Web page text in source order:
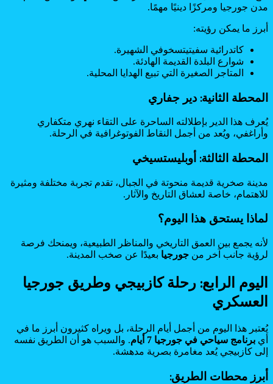
مدن جورجيا ومركزًا دينيًا مهمًا.
أبرز ما يمكن رؤيته:
كاتدرائية سفيتيتسخوفي الشهيرة.
شوارع البلدة القديمة الهادئة.
المتاجر الصغيرة التي تبيع الهدايا المحلية.
المحطة الثانية: دير جفاري
يُعرف هذا الدير بإطلالته الساحرة على التقاء نهري متكفاري
وأراغفي، ويُعد من أجمل النقاط الفوتوغرافية في الرحلة.
المحطة الثالثة: أوبليستسيخي
مدينة صخرية قديمة منحوتة في الجبال، تقدم تجربة مختلفة ومثيرة
للاهتمام، خاصة لعشاق التاريخ والآثار.
لماذا يستحق هذا اليوم؟
لأنه يجمع بين العمق التاريخي والمناظر الطبيعية، ويمنحك فرصة
لرؤية جانب آخر من جورجيا بعيدًا عن صخب المدينة.
اليوم الرابع: رحلة كازبيجي وطريق جورجيا
العسكري
يُعتبر هذا اليوم من أجمل أيام الرحلة، بل ويراه كثيرون أبرز ما في
أي برنامج سياحي في جورجيا 7 أيام
. والسبب هو أن الطريق نفسه
إلى كازبيجي يُعد مغامرة بصرية مدهشة.
أبرز محطات الطريق: